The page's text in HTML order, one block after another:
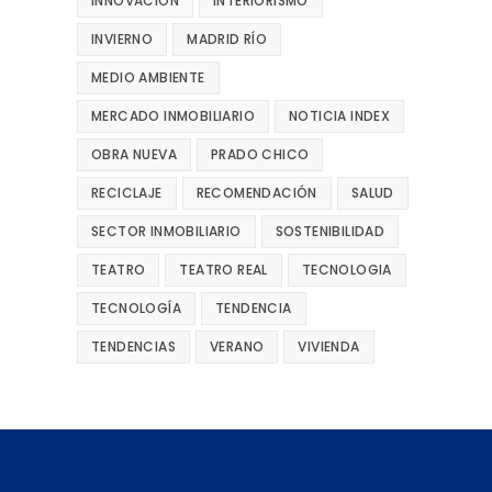
INVIERNO MADRID RÍO
MEDIO AMBIENTE
MERCADO INMOBILIARIO NOTICIA INDEX
OBRA NUEVA PRADO CHICO
RECICLAJE RECOMENDACIÓN SALUD
SECTOR INMOBILIARIO SOSTENIBILIDAD
TEATRO TEATRO REAL TECNOLOGIA
TECNOLOGÍA TENDENCIA
TENDENCIAS VERANO VIVIENDA